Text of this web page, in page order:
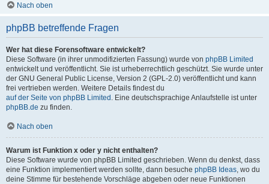
Nach oben
phpBB betreffende Fragen
Wer hat diese Forensoftware entwickelt?
Diese Software (in ihrer unmodifizierten Fassung) wurde von phpBB Limited
entwickelt und veröffentlicht. Sie ist urheberrechtlich geschützt. Sie wurde unter
der GNU General Public License, Version 2 (GPL-2.0) veröffentlicht und kann
frei vertrieben werden. Weitere Details findest du
auf der Seite von phpBB Limited . Eine deutschsprachige Anlaufstelle ist unter
phpBB.de zu finden.
Nach oben
Warum ist Funktion x oder y nicht enthalten?
Diese Software wurde von phpBB Limited geschrieben. Wenn du denkst, dass
eine Funktion implementiert werden sollte, dann besuche phpBB Ideas, wo du
deine Stimme für bestehende Vorschläge abgeben oder neue Funktionen